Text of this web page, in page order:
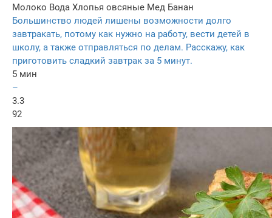
Молоко Вода Хлопья овсяные Мед Банан
Большинство людей лишены возможности долго
завтракать, потому как нужно на работу, вести детей в
школу, а также отправляться по делам. Расскажу, как
приготовить сладкий завтрак за 5 минут.
5 мин
–
3.3
92